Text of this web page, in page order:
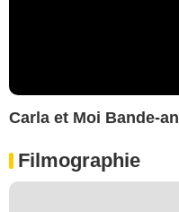
Carla et Moi Bande-
Filmographie